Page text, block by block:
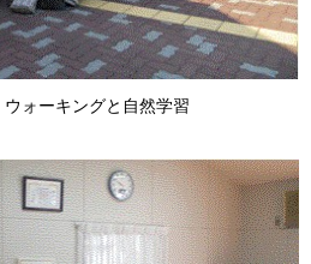
キングと自然学習